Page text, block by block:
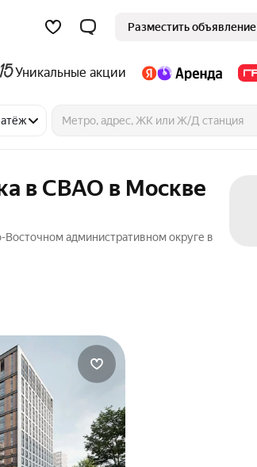
Разместить объявление
Уникальные акции
в СВАО в Москве
административном округе в